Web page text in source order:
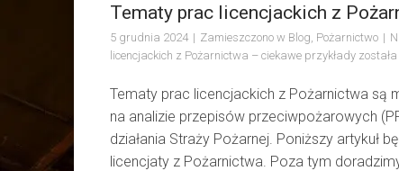
Tematy prac licencjackich z
5 grudnia 2024 Zamieszczono w Blog Pożarnictwo
licencjackich z Pożarnictwa – ciekawe przykłady
Tematy prac licencjackich z Pożarnictwa są
na analizie przepisów przeciwpożarowych
działania Straży Pożarnej. Poniższy artykuł
licencjaty z Pożarnictwa. Poza tym